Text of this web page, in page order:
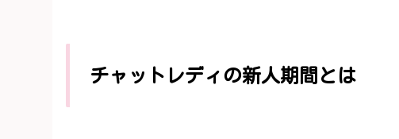
チャットレディの新人期間とは